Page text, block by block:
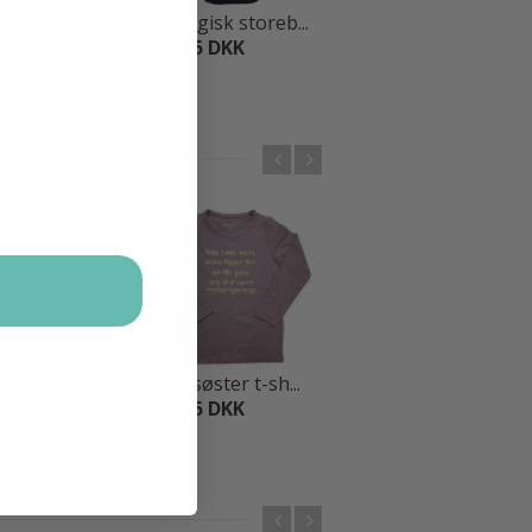
Økologisk storeb...
169,95 DKK
KØBTE OGSÅ
Storesøster t-sh...
179,95 DKK